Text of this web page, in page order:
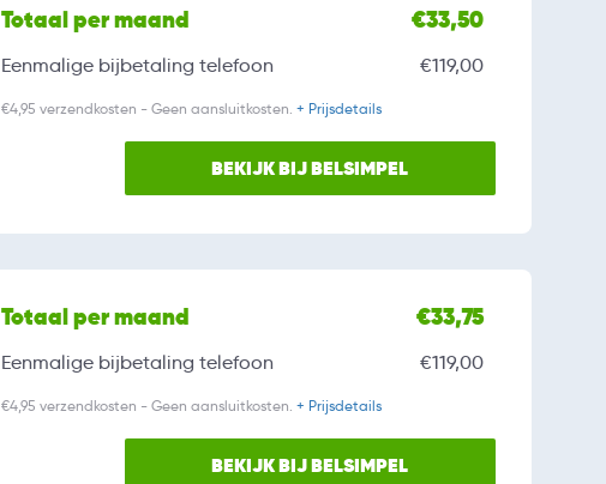
Totaal per maand €33,50
Eenmalige bijbetaling telefoon €119,00
€4,95 verzendkosten - Geen aansluitkosten. + Prijsdetails
BEKIJK BIJ BELSIMPEL
Totaal per maand €33,75
Eenmalige bijbetaling telefoon €119,00
€4,95 verzendkosten - Geen aansluitkosten. + Prijsdetails
BEKIJK BIJ BELSIMPEL